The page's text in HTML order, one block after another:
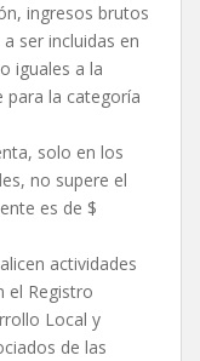
ingresos brutos
ser incluidas en
iguales a la
para la categoría
solo en los
no supere el
es de $
actividades
el Registro
Local y
de las